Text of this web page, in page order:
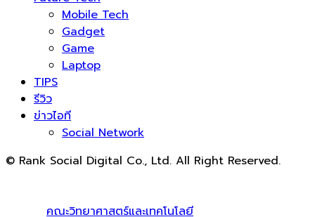
Mobile Tech
Gadget
Game
Laptop
TIPS
รีวิว
ข่าวไอที
Social Network
© Rank Social Digital Co., Ltd. All Right Reserved.
คณะวิทยาศาสตร์และเทคโนโลยี